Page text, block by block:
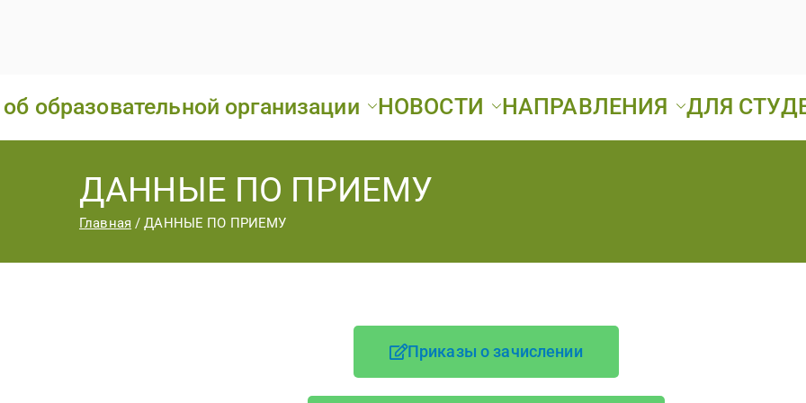
ГБПОУ
образовательной организации НОВОСТИ НАПРАВЛЕНИЯ ДЛЯ
ДАННЫЕ ПО ПРИЕМУ
Главная ДАННЫЕ ПО ПРИЕМУ
Приказы о зачислении